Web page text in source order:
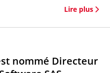
Lire plus
nommé Directeur